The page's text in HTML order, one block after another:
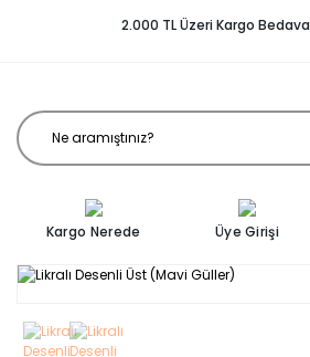
2.000 TL Üzeri Kargo Bedava
Kargo Nerede Üye Girişi